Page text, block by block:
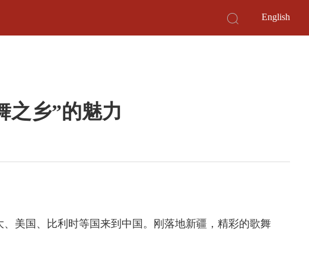
English
之乡”的魅力
美国、比利时等国来到中国。刚落地新疆，精彩的歌舞